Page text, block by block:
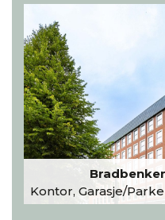
Kontor, Garasje/Parkering,